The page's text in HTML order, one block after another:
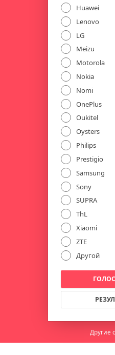
Huawei
Lenovo
LG
Meizu
Motorola
Nokia
Nomi
OnePlus
Oukitel
Oysters
Philips
Prestigio
Samsung
Sony
SUPRA
ThL
Xiaomi
ZTE
Другой
Другие